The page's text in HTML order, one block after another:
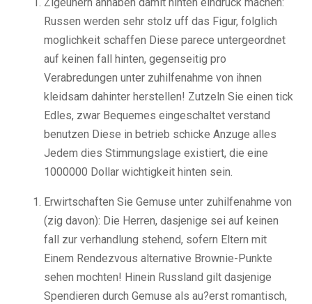
Zigeunern anhaben damit hinten eindruck machen:
Russen werden sehr stolz uff das Figur, folglich
moglichkeit schaffen Diese parece untergeordnet
auf keinen fall hinten, gegenseitig pro
Verabredungen unter zuhilfenahme von ihnen
kleidsam dahinter herstellen! Zutzeln Sie einen tick
Edles, zwar Bequemes eingeschaltet verstand
benutzen Diese in betrieb schicke Anzuge alles
Jedem dies Stimmungslage existiert, die eine
1000000 Dollar wichtigkeit hinten sein.
Erwirtschaften Sie Gemuse unter zuhilfenahme von
(zig davon): Die Herren, dasjenige sei auf keinen
fall zur verhandlung stehend, sofern Eltern mit
Einem Rendezvous alternative Brownie-Punkte
sehen mochten! Hinein Russland gilt dasjenige
Spendieren durch Gemuse als au?erst romantisch,